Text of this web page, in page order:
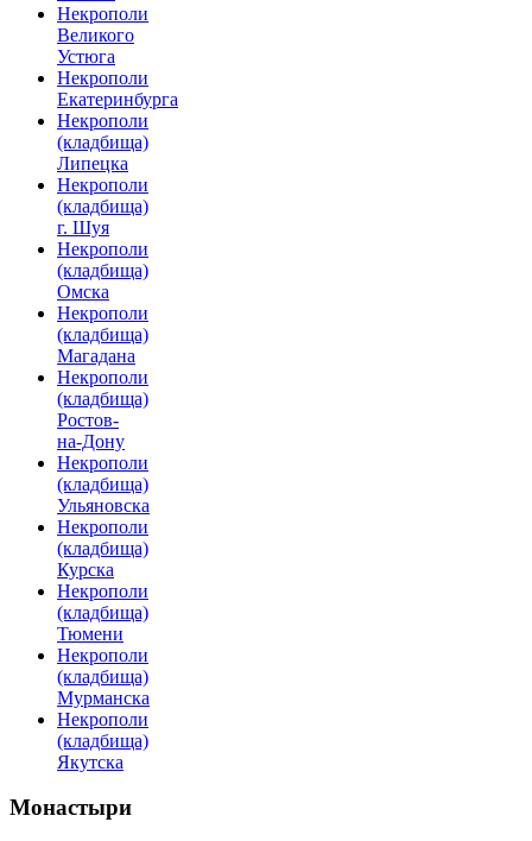
Некрополи
Великого
Устюга
Некрополи
Екатеринбурга
Некрополи
(кладбища)
Липецка
Некрополи
(кладбища)
г. Шуя
Некрополи
(кладбища)
Омска
Некрополи
(кладбища)
Магадана
Некрополи
(кладбища)
Ростов-
на-Дону
Некрополи
(кладбища)
Ульяновска
Некрополи
(кладбища)
Курска
Некрополи
(кладбища)
Тюмени
Некрополи
(кладбища)
Мурманска
Некрополи
(кладбища)
Якутска
Монастыри